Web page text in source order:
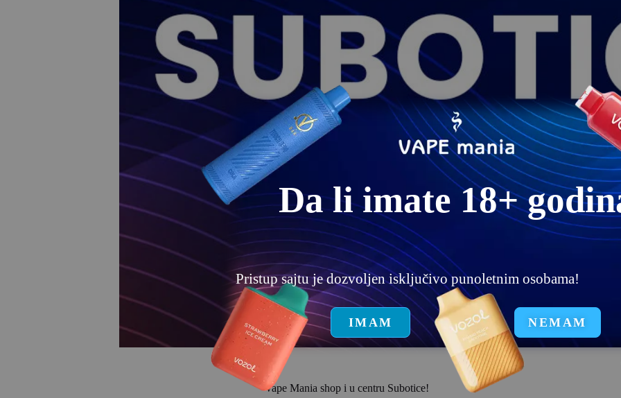
Vape Mania shop i u centru Subotice!
Da li imate 18+
Pristup sajtu je dozvoljen isključivo punoletnim osobama!
IMAM NEMAM